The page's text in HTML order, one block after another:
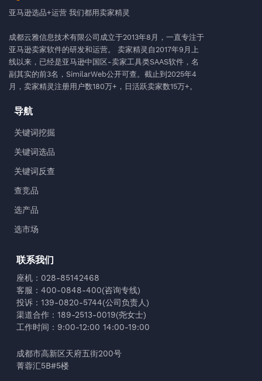
亚马逊选品+运营 我们都用卖家精灵
成都云雅信息技术有限公司成立于2013年8月，一直专注于
亚马逊卖家软件的研发和运营。 卖家精灵自2017年9月上
线以来，已经是亚马逊中国区-卖家工具类SAAS软件，名
副其实的前3名，SimilarWeb公开可查。截止到2025年4
月，卖家精灵注册用户数180万+，日活跃卖家数15万+。
导航
关键词挖掘
关键词选品
关键词反查
查竞品
选产品
选市场
联系我们
座机：028-85142468
客服：400-0848-400(咨询专线)
投诉：139-0820-5744(公司负责人)
渠道合作：189-2513-0019(尧女士)
工作时间：9:00-12:00 14:00-19:00
成都市高新区天府五街200号
菁蓉汇5B#5楼